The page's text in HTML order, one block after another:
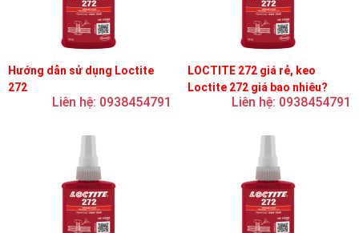
Hướng dẫn sử dụng Loctite
272
Liên hệ: 0938454791
LOCTITE 272 giá rẻ, keo
Loctite 272 giá bao nhiêu?
Liên hệ: 0938454791